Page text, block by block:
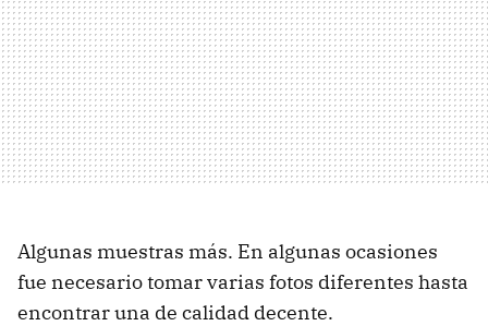
Algunas muestras más. En algunas ocasiones
fue necesario tomar varias fotos diferentes hasta
encontrar una de calidad decente.